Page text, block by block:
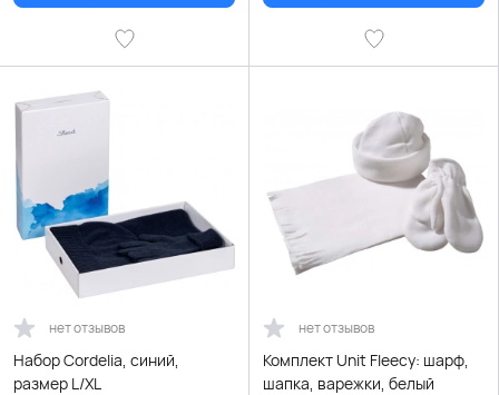
нет отзывов
Набор Cordelia, синий,
размер L/XL
нет отзывов
Комплект Unit Fleecy: шарф,
шапка, варежки, белый